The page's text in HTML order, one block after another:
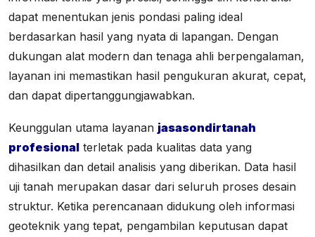
dapat menentukan jenis pondasi paling ideal
berdasarkan hasil yang nyata di lapangan. Dengan
dukungan alat modern dan tenaga ahli berpengalaman,
layanan ini memastikan hasil pengukuran akurat, cepat,
dan dapat dipertanggungjawabkan.
Keunggulan utama layanan jasasondirtanah
profesional terletak pada kualitas data yang
dihasilkan dan detail analisis yang diberikan. Data hasil
uji tanah merupakan dasar dari seluruh proses desain
struktur. Ketika perencanaan didukung oleh informasi
geoteknik yang tepat, pengambilan keputusan dapat